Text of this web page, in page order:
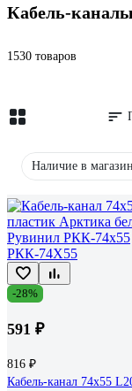
Кабель-
1530 товаров
Наличие в
-28%
591 ₽
816 ₽
Кабель-канал 74x55